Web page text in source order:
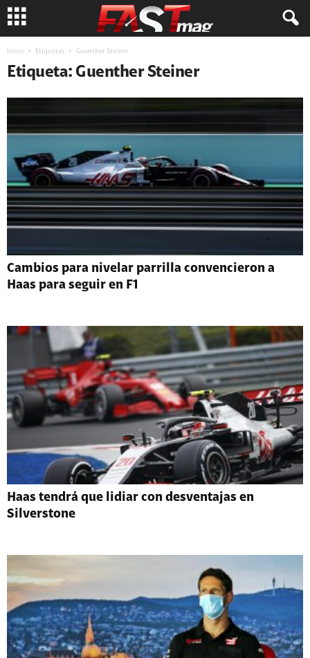
Inicio Etiquetas Guenther Steiner
Etiqueta: Guenther Steiner
Cambios para nivelar parrilla convencieron a
Haas para seguir en F1
Haas tendrá que lidiar con desventajas en
Silverstone